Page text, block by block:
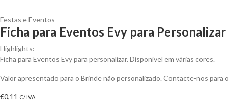
Festas e Eventos
Ficha para Eventos Evy para Personalizar
Highlights:
Ficha para Eventos Evy para personalizar. Disponível em várias cores.
Valor apresentado para o Brinde não personalizado. Contacte-nos
€0,11 C/ IVA